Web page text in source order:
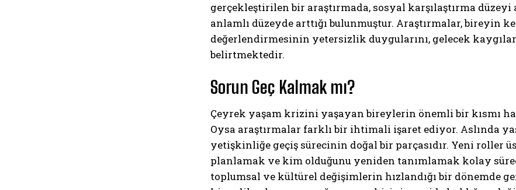
gerçekleştirilen bir araştırmada, sosyal karşılaştırma
anlamlı düzeyde arttığı bulunmuştur. Araştırmalar, bireyin
değerlendirmesinin yetersizlik duygularını, gelecek
belirtmektedir.
Sorun Geç Kalmak mı?
Çeyrek yaşam krizini yaşayan bireylerin önemli bir kısmı
Oysa araştırmalar farklı bir ihtimali işaret ediyor. Aslında
yetişkinliğe geçiş sürecinin doğal bir parçasıdır. Yeni roller
planlamak ve kim olduğunu yeniden tanımlamak kolay
toplumsal ve kültürel değişimlerin hızlandığı bir dönemde